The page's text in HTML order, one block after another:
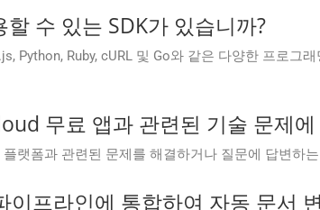
수 있는 SDK가 있습니까?
Python, Ruby, cURL 및 Go와 같은 다양한 프로그
무료 앱과 관련된 기술 문제
랫폼과 관련된 문제를 해결하거나 질문에 답변하
프라인에 통합하여 자동 문서